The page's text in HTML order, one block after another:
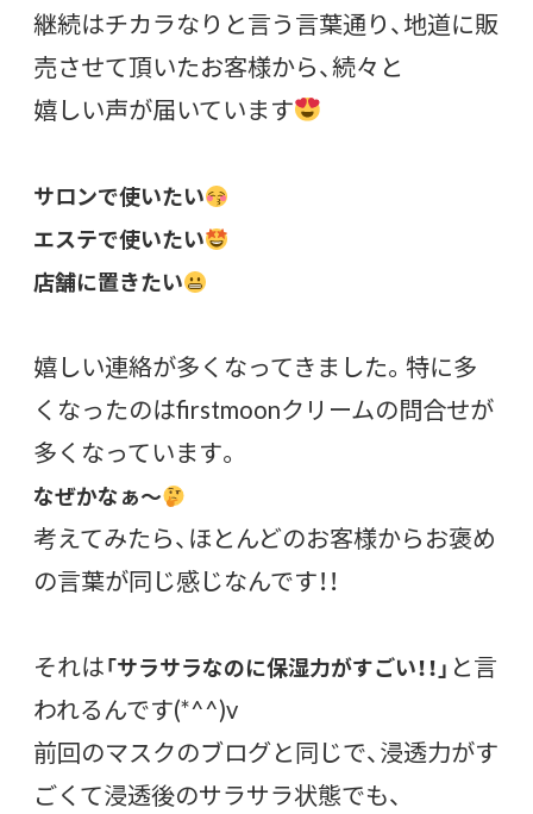
継続はチカラなりと言う言葉通り、地道に販
売させて頂いたお客様から、続々と
嬉しい声が届いています
サロンで使いたい
エステで使いたい
店舗に置きたい
嬉しい連絡が多くなってきました。特に多
くなったのはfirstmoonクリームの問合せが
多くなっています。
なぜかなぁ～
考えてみたら、ほとんどのお客様からお褒め
の言葉が同じ感じなんです！！
それは「サラサラなのに保湿力がすごい！！」 と言
われるんです(*^^)v
前回のマスクのブログと同じで、浸透力がす
ごくて浸透後のサラサラ状態でも、